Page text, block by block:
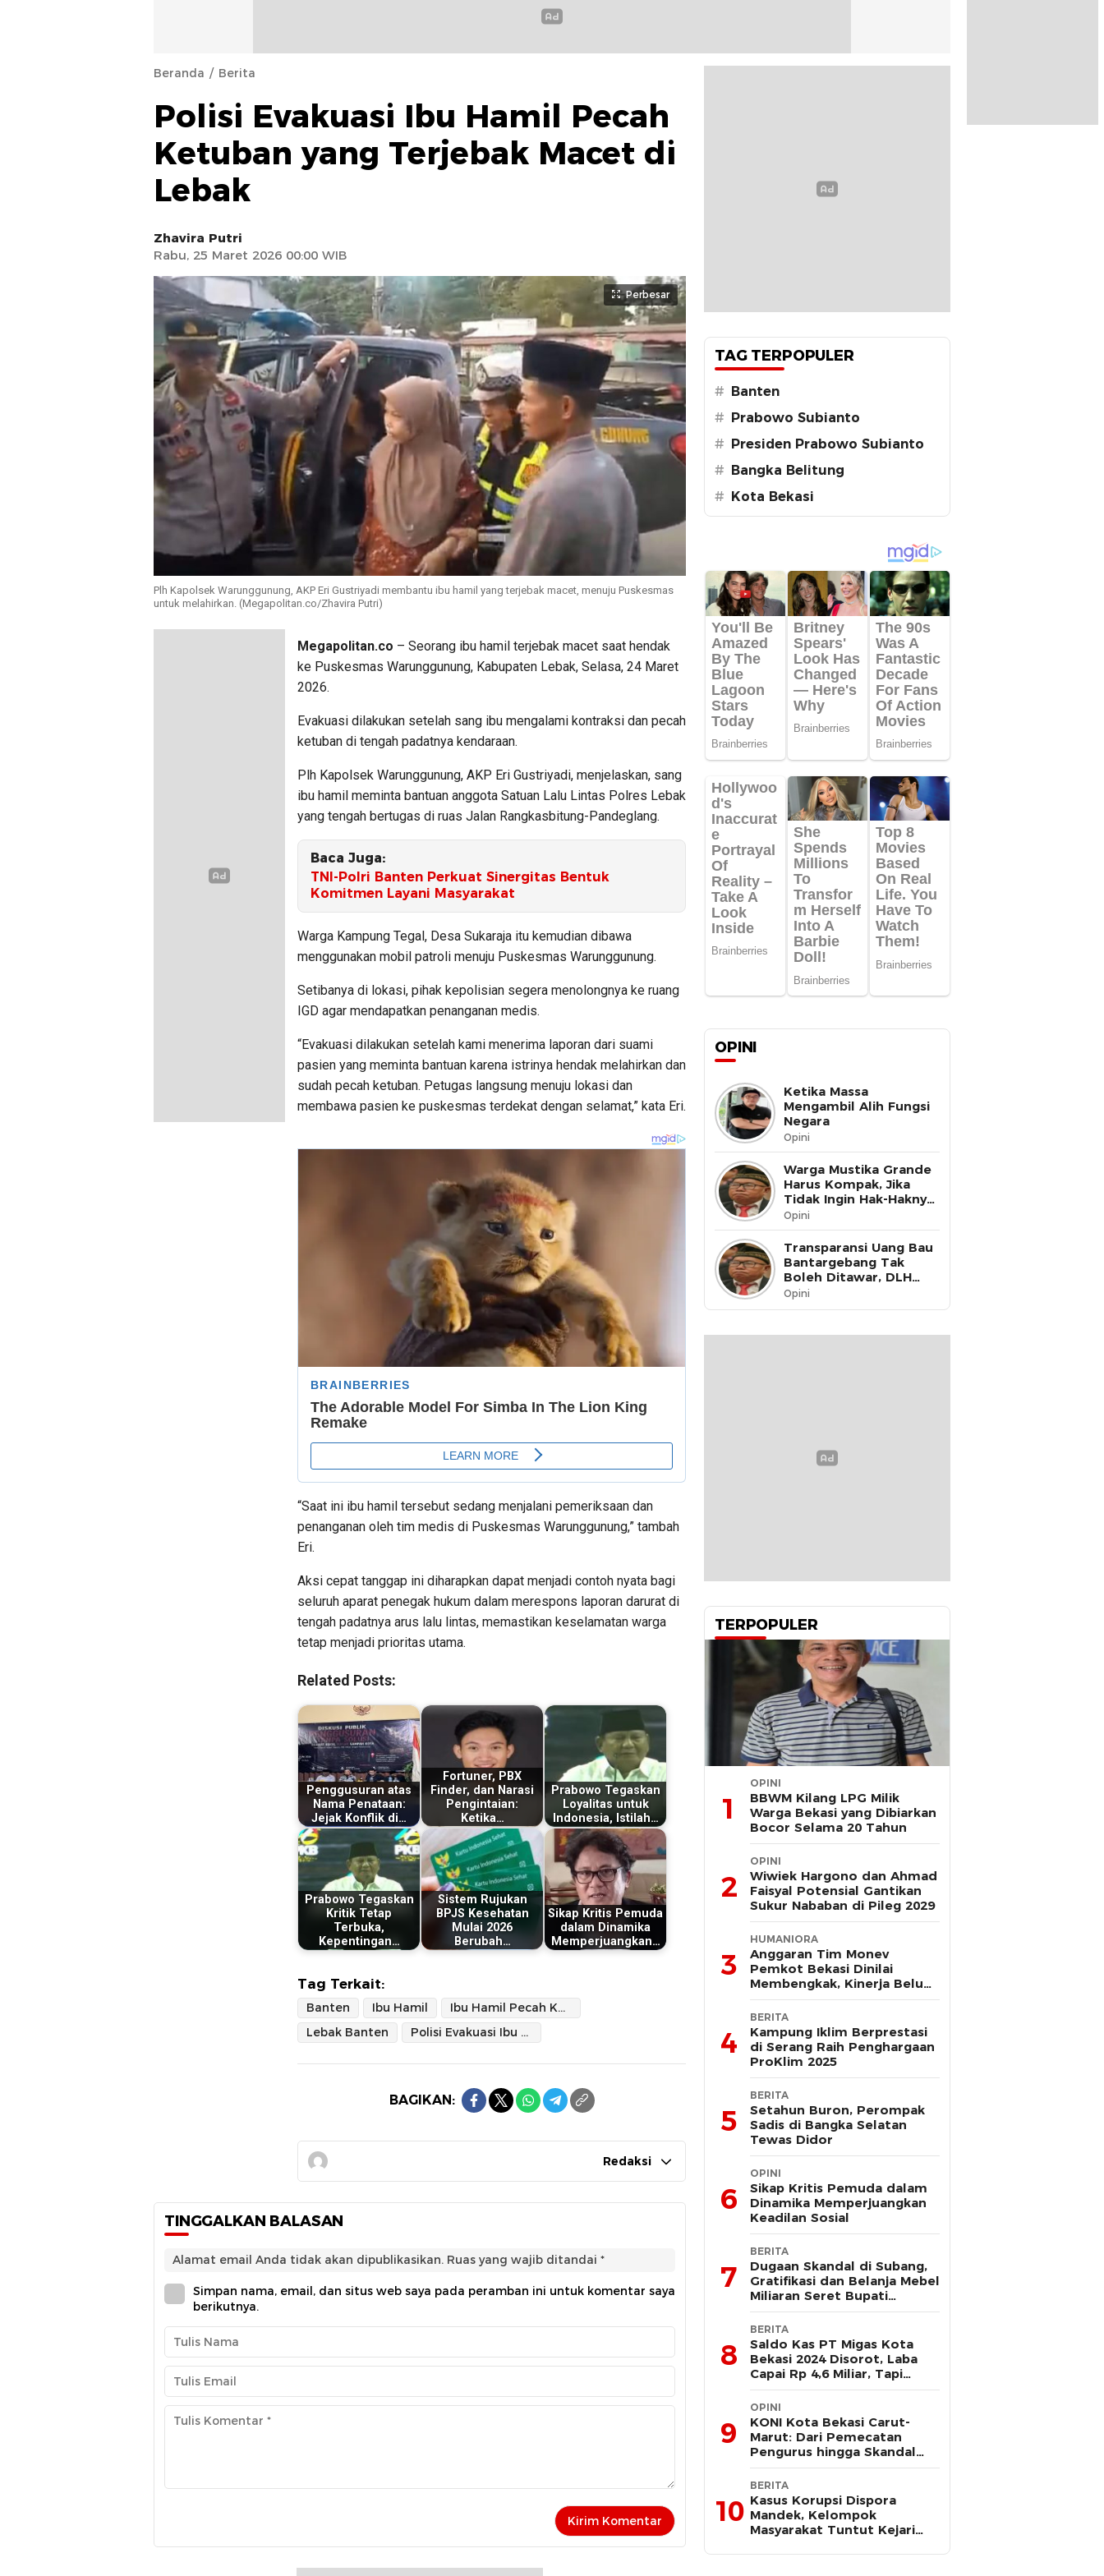
Beranda Berita
Polisi Evakuasi Ibu Hamil Pecah
Ketuban yang Terjebak Macet di
Lebak
Zhavira Putri
Rabu, 25 Maret 2026 00:00 WIB
Perbesar
Plh Kapolsek Warunggunung, AKP Eri Gustriyadi membantu ibu hamil yang terjebak macet, menuju Puskesmas
untuk melahirkan. (Megapolitan.co/Zhavira Putri)
Megapolitan.co – Seorang ibu hamil terjebak macet saat hendak
ke Puskesmas Warunggunung, Kabupaten Lebak, Selasa, 24 Maret
2026.
Evakuasi dilakukan setelah sang ibu mengalami kontraksi dan pecah
ketuban di tengah padatnya kendaraan.
Plh Kapolsek Warunggunung, AKP Eri Gustriyadi, menjelaskan, sang
ibu hamil meminta bantuan anggota Satuan Lalu Lintas Polres Lebak
yang tengah bertugas di ruas Jalan Rangkasbitung-Pandeglang.
Baca Juga:
TNI-Polri Banten Perkuat Sinergitas Bentuk
Komitmen Layani Masyarakat
Warga Kampung Tegal, Desa Sukaraja itu kemudian dibawa
menggunakan mobil patroli menuju Puskesmas Warunggunung.
Setibanya di lokasi, pihak kepolisian segera menolongnya ke ruang
IGD agar mendapatkan penanganan medis.
“Evakuasi dilakukan setelah kami menerima laporan dari suami
pasien yang meminta bantuan karena istrinya hendak melahirkan dan
sudah pecah ketuban. Petugas langsung menuju lokasi dan
membawa pasien ke puskesmas terdekat dengan selamat,” kata Eri.
“Saat ini ibu hamil tersebut sedang menjalani pemeriksaan dan
penanganan oleh tim medis di Puskesmas Warunggunung,” tambah
Eri.
Aksi cepat tanggap ini diharapkan dapat menjadi contoh nyata bagi
seluruh aparat penegak hukum dalam merespons laporan darurat di
tengah padatnya arus lalu lintas, memastikan keselamatan warga
tetap menjadi prioritas utama.
Related Posts:
Penggusuran atas
Nama Penataan:
Jejak Konflik di…
Fortuner, PBX
Finder, dan Narasi
Pengintaian:
Ketika…
Prabowo Tegaskan
Loyalitas untuk
Indonesia, Istilah…
Prabowo Tegaskan
Kritik Tetap
Terbuka,
Kepentingan…
Sistem Rujukan
BPJS Kesehatan
Mulai 2026
Berubah…
Sikap Kritis Pemuda
dalam Dinamika
Memperjuangkan…
Tag Terkait:
Banten Ibu Hamil
Ibu Hamil Pecah Ketuban
Lebak Banten
Polisi Evakuasi Ibu Hamil
BAGIKAN:
Redaksi
TINGGALKAN BALASAN
Alamat email Anda tidak akan dipublikasikan. Ruas yang wajib ditandai *
Simpan nama, email, dan situs web saya pada peramban ini untuk komentar saya
berikutnya.
TAG TERPOPULER
# Banten
# Prabowo Subianto
# Presiden Prabowo Subianto
# Bangka Belitung
# Kota Bekasi
OPINI
Ketika Massa
Mengambil Alih Fungsi
Negara
Opini
Warga Mustika Grande
Harus Kompak, Jika
Tidak Ingin Hak-Haknya
Dinikmati oleh Pihak
Lain
Opini
Transparansi Uang Bau
Bantargebang Tak
Boleh Ditawar, DLH
Kota Bekasi Harus Buka
Data ke Publik
Opini
TERPOPULER
1
OPINI
BBWM Kilang LPG Milik
Warga Bekasi yang Dibiarkan
Bocor Selama 20 Tahun
2
OPINI
Wiwiek Hargono dan Ahmad
Faisyal Potensial Gantikan
Sukur Nababan di Pileg 2029
3
HUMANIORA
Anggaran Tim Monev
Pemkot Bekasi Dinilai
Membengkak, Kinerja Belum
Terbukti Efektif
4
BERITA
Kampung Iklim Berprestasi
di Serang Raih Penghargaan
ProKlim 2025
5
BERITA
Setahun Buron, Perompak
Sadis di Bangka Selatan
Tewas Didor
6
OPINI
Sikap Kritis Pemuda dalam
Dinamika Memperjuangkan
Keadilan Sosial
7
BERITA
Dugaan Skandal di Subang,
Gratifikasi dan Belanja Mebel
Miliaran Seret Bupati
Reynaldi
8
BERITA
Saldo Kas PT Migas Kota
Bekasi 2024 Disorot, Laba
Capai Rp 4,6 Miliar, Tapi
Hanya Tersisa Rp 13 Juta
9
OPINI
KONI Kota Bekasi Carut-
Marut: Dari Pemecatan
Pengurus hingga Skandal
Dana Hibah
10
BERITA
Kasus Korupsi Dispora
Mandek, Kelompok
Masyarakat Tuntut Kejari